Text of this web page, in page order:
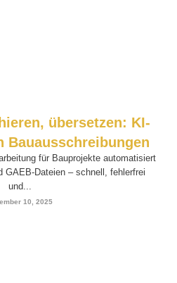
übersetzen: KI-
Bauausschreibungen
für Bauprojekte automatisiert
GAEB-Dateien – schnell, fehlerfrei
und...
10, 2025